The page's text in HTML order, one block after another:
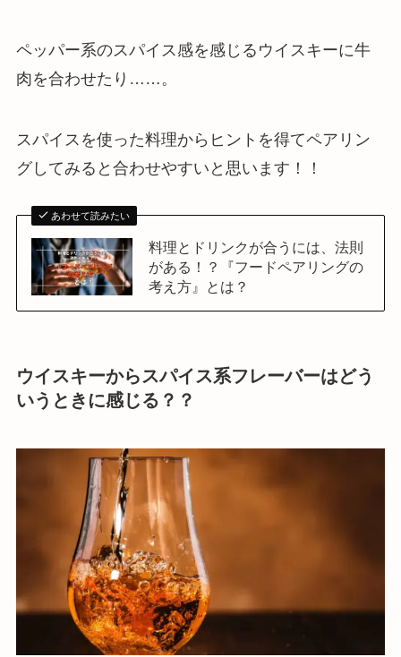
ペッパー系のスパイス感を感じるウイスキーに牛
肉を合わせたり……。
スパイスを使った料理からヒントを得てペアリン
グしてみると合わせやすいと思います！！
あわせて読みたい
料理とドリンクが合うには、法則
がある！？『フードペアリングの
考え方』とは？
ウイスキーからスパイス系フレーバーはどう
いうときに感じる？？